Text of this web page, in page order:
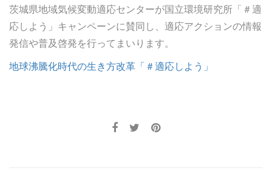
茨城県地域気候変動適応センターが国立環境研究所「＃適
応しよう」キャンペーンに賛同し、適応アクションの情報
発信や普及啓発を行ってまいります。
地球沸騰化時代の生き方改革「＃適応しよう」